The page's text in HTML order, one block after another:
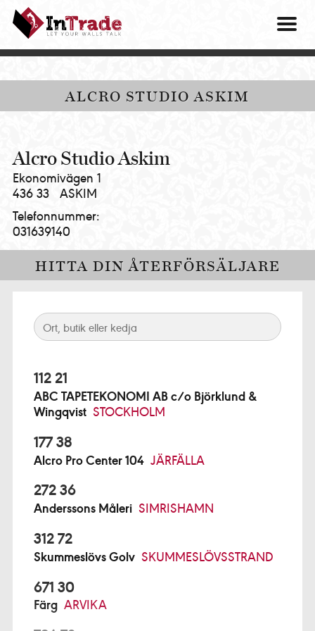
Intrade
ITG
AB
|
your
talk
ALCRO STUDIO ASKIM
Alcro Studio Askim
Ekonomivägen 1
436 33
ASKIM
Telefonnummer:
031639140
HITTA DIN ÅTERFÖRSÄLJARE
112 21
ABC TAPETEKONOMI AB c/o Björklund &
Wingqvist STOCKHOLM
177 38
Alcro Pro Center 104 JÄRFÄLLA
272 36
Anderssons Måleri SIMRISHAMN
312 72
Skummeslövs Golv SKUMMESLÖVSSTRAND
671 30
Färg ARVIKA
OM
VÅRA
HITTA